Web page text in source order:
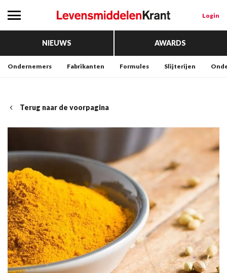
Login
NIEUWS AWARDS
Ondernemers Fabrikanten Formules Slijterijen
Terug naar de voorpagina